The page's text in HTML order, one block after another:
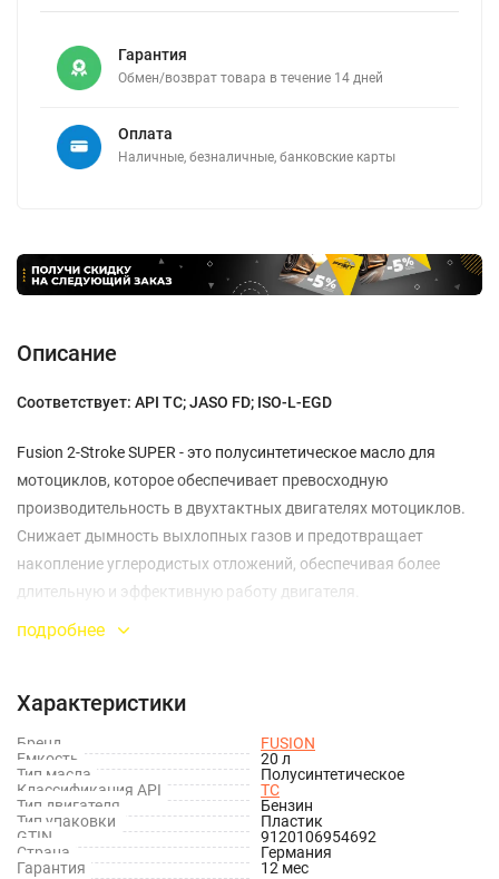
Гарантия
Обмен/возврат товара в течение 14 дней
Оплата
Наличные, безналичные, банковские карты
Описание
Соответствует: API TC; JASO FD; ISO-L-EGD
Fusion 2-Stroke SUPER - это полусинтетическое масло для
мотоциклов, которое обеспечивает превосходную
производительность в двухтактных двигателях мотоциклов.
Снижает дымность выхлопных газов и предотвращает
накопление углеродистых отложений, обеспечивая более
длительную и эффективную работу двигателя.
подробнее
Характеристики
Бренд
FUSION
Емкость
20 л
Тип масла
Полусинтетическое
Классификация API
TC
Тип двигателя
Бензин
Тип упаковки
Пластик
GTIN
9120106954692
Страна
Германия
Гарантия
12 мес